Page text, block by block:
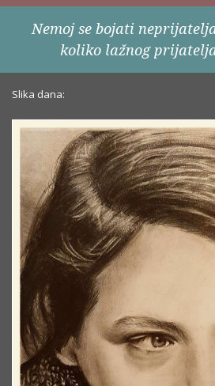
Nemoj se bojati
koliko lažnog
Slika dana: